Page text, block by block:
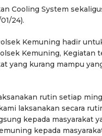
Cooling System
24).
Kemuning hadir
Kemuning,
yang kurang mampu
rutin setiap
laksanakan secara
kepada masyarakat
kepada